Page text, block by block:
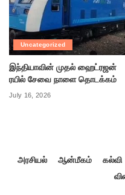
Uncategorized
இந்தியாவின் முதல் ஹைட்ரஜன்
ரயில் சேவை நாளை தொடக்கம்
July 16, 2026
அரசியல் ஆன்மீகம் கல்வி